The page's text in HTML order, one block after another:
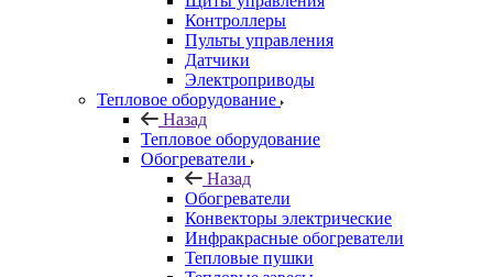
Контроллеры
Пульты управления
Датчики
Электроприводы
Тепловое оборудование
Назад
Тепловое оборудование
Обогреватели
Назад
Обогреватели
Конвекторы электрические
Инфракрасные обогреватели
Тепловые пушки